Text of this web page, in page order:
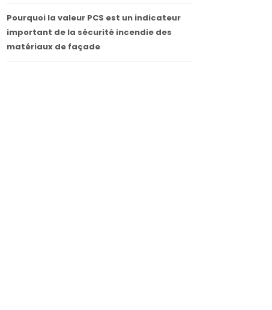
Pourquoi la valeur PCS est un indicateur
important de la sécurité incendie des
matériaux de façade